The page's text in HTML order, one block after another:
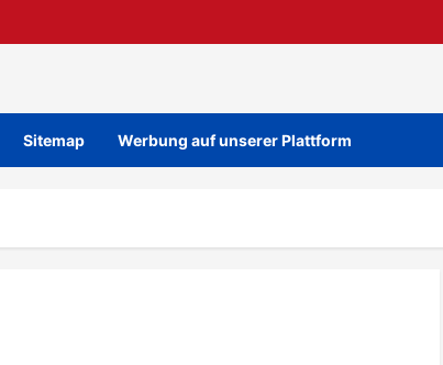
Sitemap Werbung auf unserer Plattform